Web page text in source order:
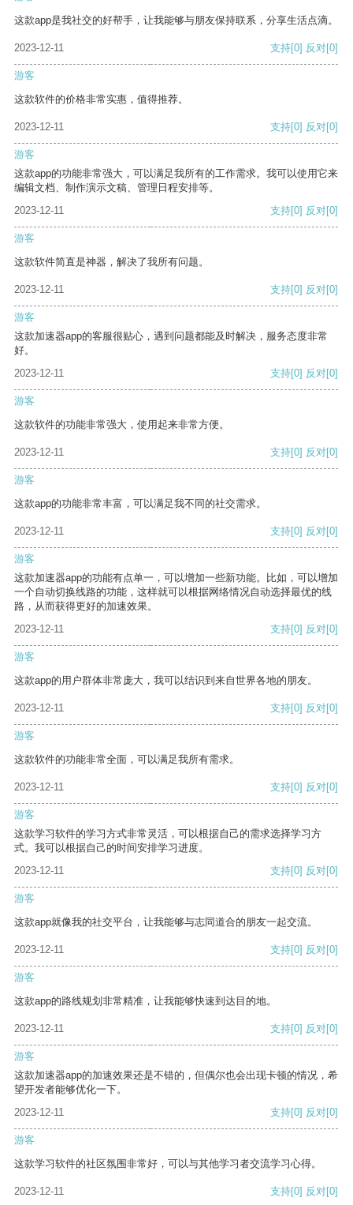
这款app是我社交的好帮手，让我能够与朋友保持联系，分享生活点滴。
2023-12-11 支持[0] 反对[0]
游客
这款软件的价格非常实惠，值得推荐。
2023-12-11 支持[0] 反对[0]
游客
这款app的功能非常强大，可以满足我所有的工作需求。我可以使用它来
编辑文档、制作演示文稿、管理日程安排等。
2023-12-11
支持[0] 反对[0]
游客
这款软件简直是神器，解决了我所有问题。
2023-12-11 支持[0] 反对[0]
游客
这款加速器app的客服很贴心，遇到问题都能及时解决，服务态度非常
好。
2023-12-11
支持[0] 反对[0]
游客
这款软件的功能非常强大，使用起来非常方便。
2023-12-11 支持[0] 反对[0]
游客
这款app的功能非常丰富，可以满足我不同的社交需求。
2023-12-11 支持[0] 反对[0]
游客
这款加速器app的功能有点单一，可以增加一些新功能。比如，可以增加
一个自动切换线路的功能，这样就可以根据网络情况自动选择最优的线
路，从而获得更好的加速效果。
2023-12-11
支持[0] 反对[0]
游客
这款app的用户群体非常庞大，我可以结识到来自世界各地的朋友。
2023-12-11 支持[0] 反对[0]
游客
这款软件的功能非常全面，可以满足我所有需求。
2023-12-11 支持[0] 反对[0]
游客
这款学习软件的学习方式非常灵活，可以根据自己的需求选择学习方
式。我可以根据自己的时间安排学习进度。
2023-12-11
支持[0] 反对[0]
游客
这款app就像我的社交平台，让我能够与志同道合的朋友一起交流。
2023-12-11 支持[0] 反对[0]
游客
这款app的路线规划非常精准，让我能够快速到达目的地。
2023-12-11 支持[0] 反对[0]
游客
这款加速器app的加速效果还是不错的，但偶尔也会出现卡顿的情况，希
望开发者能够优化一下。
2023-12-11
支持[0] 反对[0]
游客
这款学习软件的社区氛围非常好，可以与其他学习者交流学习心得。
2023-12-11 支持[0] 反对[0]